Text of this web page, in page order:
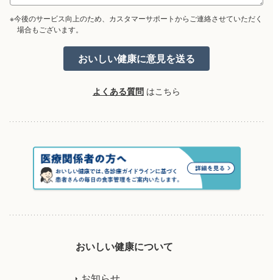
※今後のサービス向上のため、カスタマーサポートからご連絡させていただく
場合もございます。
よくある質問 はこちら
おいしい健康について